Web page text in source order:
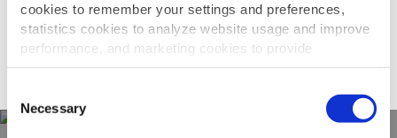
cookies to remember your settings and preferences,
statistics cookies to analyze website usage and improve
performance, and marketing cookies to provide
personalized content and advertising.
By clicking 'Allow all cookies', you consent to the use of
all cookies. If you'd like to customize your preferences,
Selection
Necessary
Hamburger BBQ-szósszal
ÖSSZES MEGJELENÍTÉSE